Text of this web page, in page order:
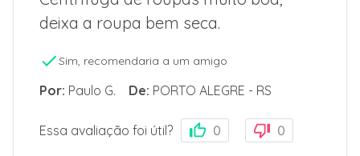
deixa a roupa bem seca.
Sim, recomendaria a um amigo
Por: Paulo G. De: PORTO ALEGRE - RS
Essa avaliação foi útil? 0 0